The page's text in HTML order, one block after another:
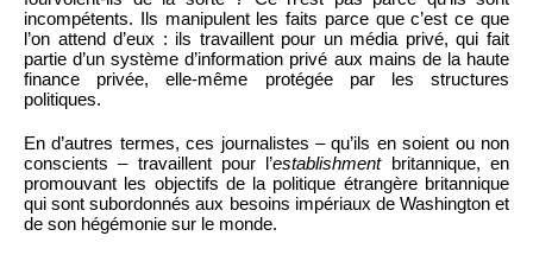
incompétents. Ils manipulent les faits parce que c’est ce que
l’on attend d’eux : ils travaillent pour un média privé, qui fait
partie d’un système d’information privé aux mains de la haute
finance privée, elle-même protégée par les structures
politiques.
En d’autres termes, ces journalistes – qu’ils en soient ou non
conscients – travaillent pour l’establishmentbritannique, en
promouvant les objectifs de la politique étrangère britannique
qui sont subordonnés aux besoins impériaux de Washington et
de son hégémonie sur le monde.